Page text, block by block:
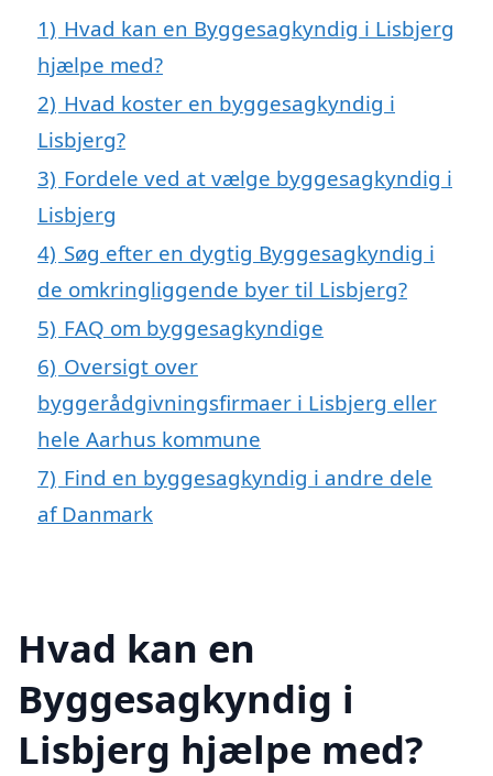
1) Hvad kan en Byggesagkyndig i Lisbjerg
hjælpe med?
2) Hvad koster en byggesagkyndig i
Lisbjerg?
3) Fordele ved at vælge byggesagkyndig i
Lisbjerg
4) Søg efter en dygtig Byggesagkyndig i
de omkringliggende byer til Lisbjerg?
5) FAQ om byggesagkyndige
6) Oversigt over
byggerådgivningsfirmaer i Lisbjerg eller
hele Aarhus kommune
7) Find en byggesagkyndig i andre dele
af Danmark
Hvad kan en
Byggesagkyndig i
Lisbjerg hjælpe med?